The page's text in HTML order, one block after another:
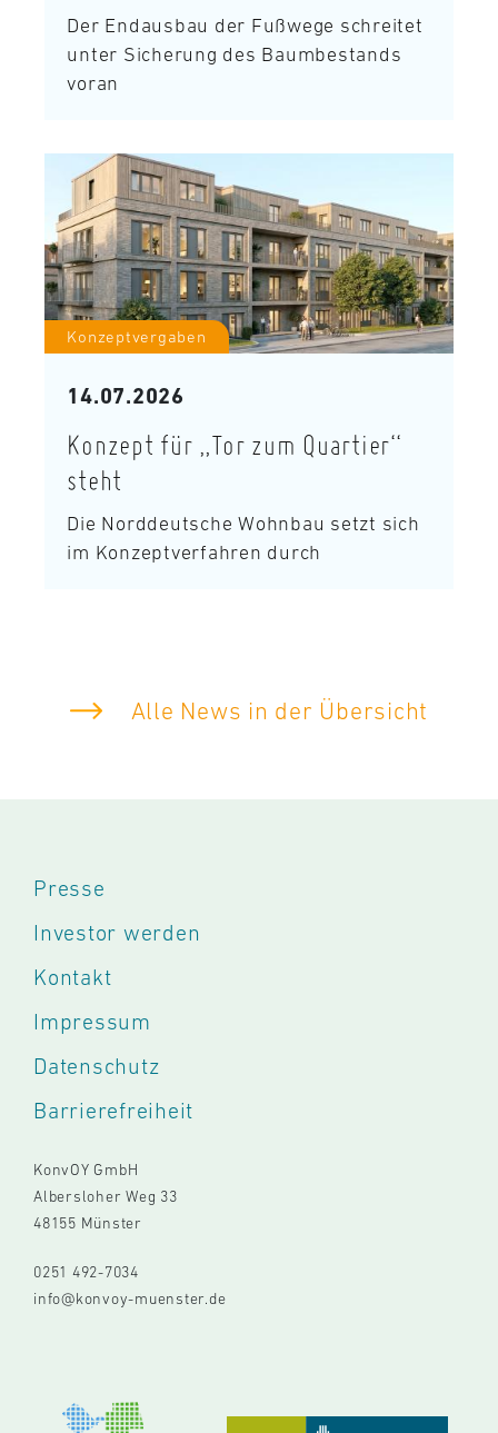
Der Endausbau der Fußwege schreitet
unter Sicherung des Baumbestands
voran
Konzeptvergaben
14.07.2026
Konzept für „Tor zum Quartier“
steht
Die Norddeutsche Wohnbau setzt sich
im Konzeptverfahren durch
Alle News in der Übersicht
Presse
Investor werden
Kontakt
Impressum
Datenschutz
Barrierefreiheit
KonvOY GmbH
Albersloher Weg 33
48155 Münster
0251 492-7034
info@konvoy-muenster.de